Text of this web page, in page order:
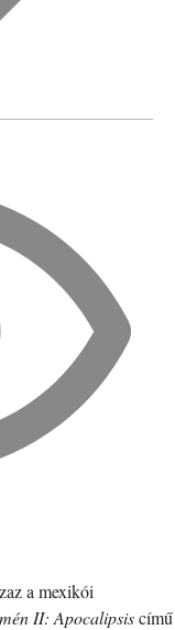
a mexikói
II: Apocalipsiscímű